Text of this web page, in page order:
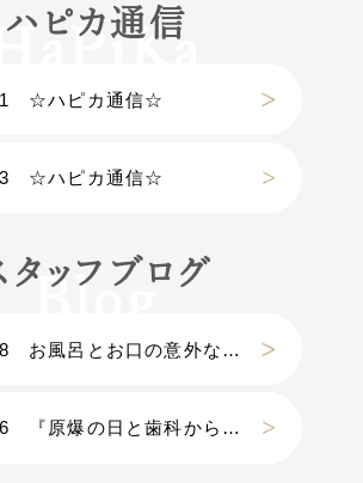
ハピカ通信
☆ハピカ通信☆
☆ハピカ通信☆
タッフブログ
お風呂とお口の意外な関係
『原爆の日と歯科から考える災害』